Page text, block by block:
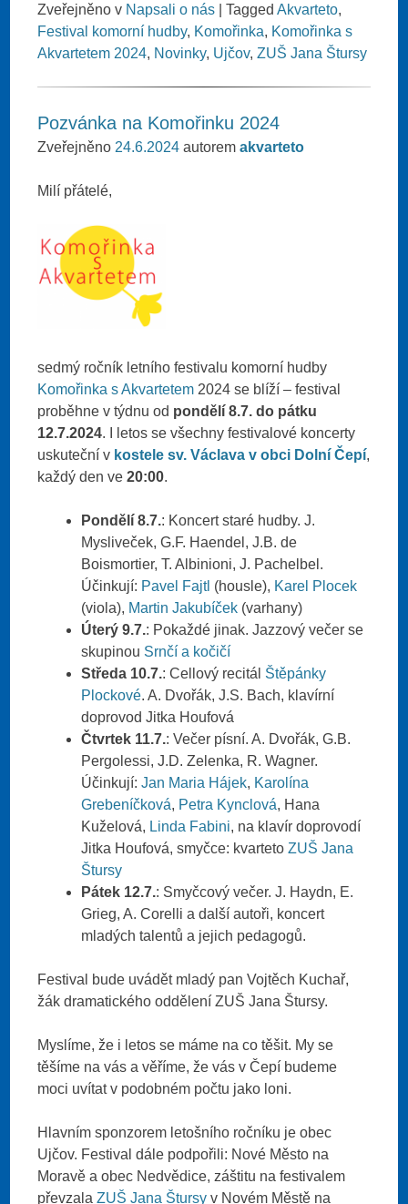
Zveřejněno v Napsali o nás |TaggedAkvarteto,
Festival komorní hudby, Komořinka, Komořinka s
Akvartetem 2024, Novinky, Ujčov,ZUŠ Jana Štursy
Pozvánka na Komořinku 2024
Zveřejněno 24.6.2024 autoremakvarteto
Milí přátelé,
sedmý ročník letního festivalu komorní hudby
Komořinka s Akvartetem 2024 se blíží – festival
proběhne v týdnu od pondělí 8.7. do pátku
12.7.2024. I letos se všechny festivalové koncerty
uskuteční v kostele sv. Václava v obci Dolní Čepí,
každý den ve20:00.
Pondělí 8.7.: Koncert staré hudby. J.
Mysliveček, G.F. Haendel, J.B. de
Boismortier, T. Albinioni, J. Pachelbel.
Účinkují: Pavel Fajtl (housle), Karel Plocek
(viola), Martin Jakubíček (varhany)
Úterý 9.7.: Pokaždé jinak. Jazzový večer se
skupinou Srnčí a kočičí
Středa 10.7.: Cellový recitál Štěpánky
Plockové. A. Dvořák, J.S. Bach, klavírní
doprovod Jitka Houfová
Čtvrtek 11.7.: Večer písní. A. Dvořák, G.B.
Pergolessi, J.D. Zelenka, R. Wagner.
Účinkují:Jan Maria Hájek, Karolína
Grebeníčková, Petra Kynclová, Hana
Kuželová, Linda Fabini, na klavír doprovodí
Jitka Houfová, smyčce: kvartetoZUŠ Jana
Štursy
Pátek 12.7.: Smyčcový večer. J. Haydn, E.
Grieg, A. Corelli a další autoři, koncert
mladých talentů a jejich pedagogů.
Festival bude uvádět mladý pan Vojtěch Kuchař,
žák dramatického oddělení ZUŠ Jana Štursy.
Myslíme, že i letos se máme na co těšit. My se
těšíme na vás a věříme, že vás v Čepí budeme
moci uvítat v podobném počtu jako loni.
Hlavním sponzorem letošního ročníku je obec
Ujčov. Festival dále podpořili: Nové Město na
Moravě a obec Nedvědice, záštitu na festivalem
převzalaZUŠ Jana Štursy v Novém Městě na